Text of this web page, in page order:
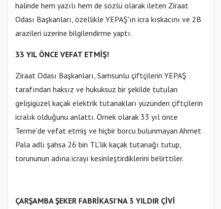
halinde hem yazılı hem de sözlü olarak ileten Ziraat
Odası Başkanları, özellikle YEPAŞ'ın icra kıskacını ve 2B
arazileri üzerine bilgilendirme yaptı.
33 YIL ÖNCE VEFAT ETMİŞ!
Ziraat Odası Başkanları, Samsunlu çiftçilerin YEPAŞ
tarafından haksız ve hukuksuz bir şekilde tutulan
gelişigüzel kaçak elektrik tutanakları yüzünden çiftçilerin
icralık olduğunu anlattı. Örnek olarak 33 yıl önce
Terme'de vefat etmiş ve hiçbir borcu bulunmayan Ahmet
Pala adlı şahsa 26 bin TL'lik kaçak tutanağı tutup,
torununun adına icrayı kesinleştirdiklerini belirttiler.
ÇARŞAMBA ŞEKER FABRİKASI'NA 3 YILDIR ÇİVİ